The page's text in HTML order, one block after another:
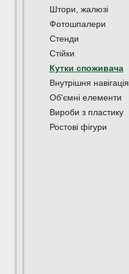
Штори, жалюзі
Фотошпалери
Стенди
Стійки
Кутки споживача
Внутрішня навігація
Об'ємні елементи
Вироби з пластику
Ростові фігури